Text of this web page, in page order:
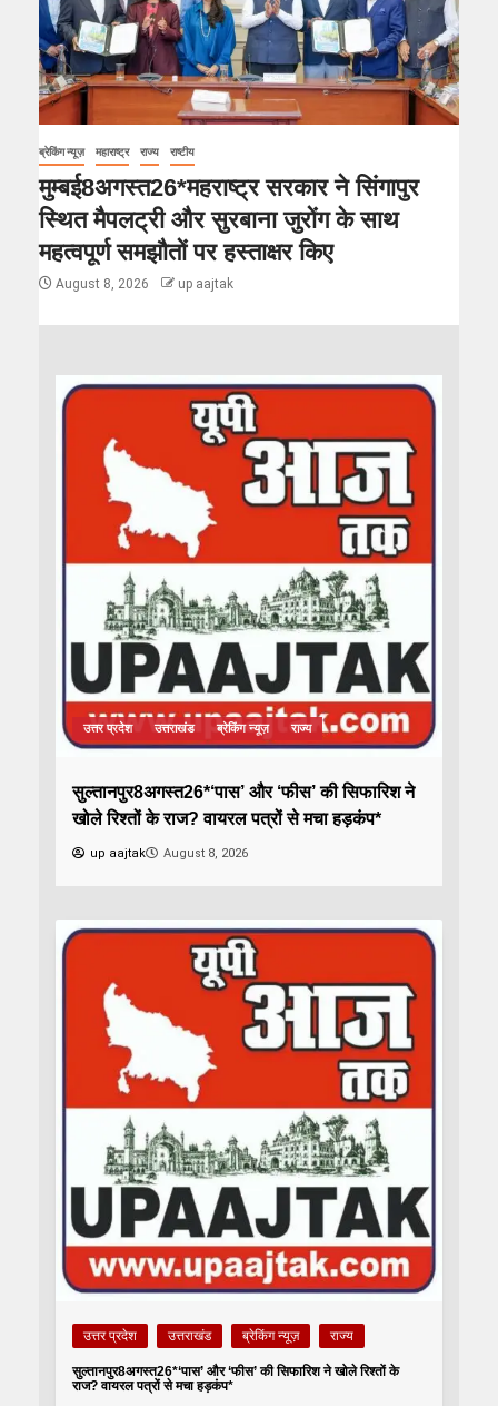
ब्रेकिंग न्यूज़ महाराष्ट्र राज्य राष्टीय
मुम्बई8अगस्त26*महराष्ट्र सरकार ने सिंगापुर
स्थित मैपलट्री और सुरबाना जुरोंग के साथ
महत्वपूर्ण समझौतों पर हस्ताक्षर किए
August 8, 2026 up aajtak
उत्तर प्रदेश उत्तराखंड ब्रेकिंग न्यूज़ राज्य
सुल्तानपुर8अगस्त26*‘पास’ और ‘फीस’ की सिफारिश ने
खोले रिश्तों के राज? वायरल पत्रों से मचा हड़कंप*
up aajtak August 8, 2026
उत्तर प्रदेश उत्तराखंड ब्रेकिंग न्यूज़ राज्य
सुल्तानपुर8अगस्त26*‘पास’ और ‘फीस’ की सिफारिश ने खोले रिश्तों के
राज? वायरल पत्रों से मचा हड़कंप*